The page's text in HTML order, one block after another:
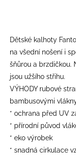
Dětské kalhoty
na všední nošení i
šňůrou a brzdičkou.
jsou užšího střihu.
VÝHODY rubové
bambusovými
* ochrana před UV
* přírodní původ
* eko výrobek
* snadná cirkulace